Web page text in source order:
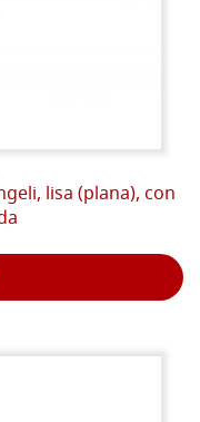
lisa (plana), con